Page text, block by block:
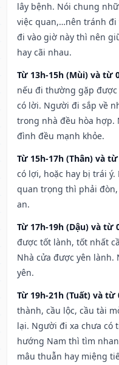
lây bệnh. Nói chung
việc quan,…nên tránh đi
đi vào giờ này thì nên
hay cãi nhau.
Từ 13h-15h (Mùi) và từ
nếu đi thường gặp
có lời. Người đi sắp về
trong nhà đều hòa hợp.
đình đều mạnh khỏe.
Từ 15h-17h (Thân) và
có lợi, hoặc hay bị trái
quan trọng thì phải
an.
Từ 17h-19h (Dậu) và từ
được tốt lành, tốt nhất
Nhà cửa được yên
yên.
Từ 19h-21h (Tuất) và từ
thành, cầu lộc, cầu tài
lại. Người đi xa chưa có
hướng Nam thì tìm
mâu thuẫn hay miệng